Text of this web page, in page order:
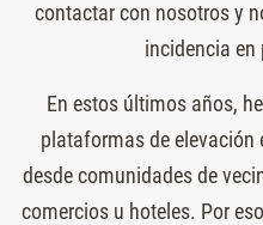
contactar con nosotros y
incidencia
En estos últimos años,
plataformas de elevación
desde comunidades de
comercios u hoteles. Por